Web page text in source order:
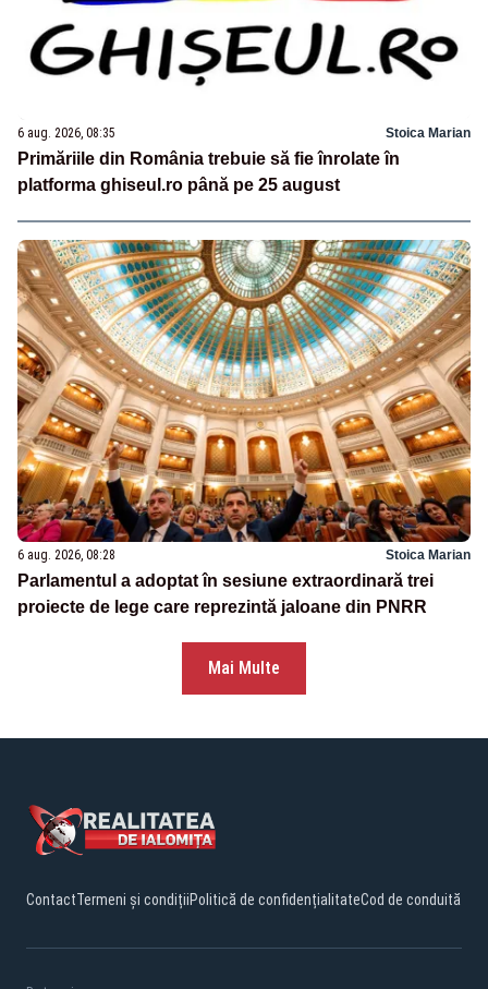
6 aug. 2026, 08:35 Stoica Marian
Primăriile din România trebuie să fie înrolate în
platforma ghiseul.ro până pe 25 august
6 aug. 2026, 08:28 Stoica Marian
Parlamentul a adoptat în sesiune extraordinară trei
proiecte de lege care reprezintă jaloane din PNRR
Mai Multe
ContactTermeni și condițiiPolitică de confidențialitateCod de conduită